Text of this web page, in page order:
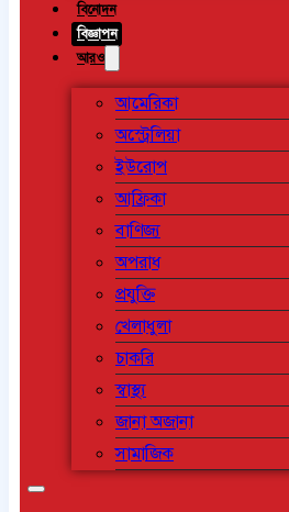
বিনোদন
বিজ্ঞাপন
আরও
আমেরিকা
অস্ট্রেলিয়া
ইউরোপ
আফ্রিকা
বাণিজ্য
অপরাধ
প্রযুক্তি
খেলাধুলা
চাকরি
স্বাস্থ্য
জানা অজানা
সামাজিক